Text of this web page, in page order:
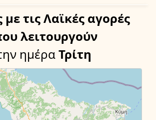
με τις Λαϊκές αγορές
λειτουργούν
ημέραΤρίτη